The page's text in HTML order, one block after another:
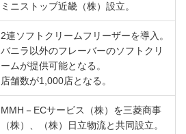
ミニストップ近畿（株）設立。
2連ソフトクリームフリーザーを導入。
バニラ以外のフレーバーのソフトクリ
ームが提供可能となる。
店舗数が1,000店となる。
MMH－ECサービス（株）を三菱商事
（株）、（株）日立物流と共同設立。